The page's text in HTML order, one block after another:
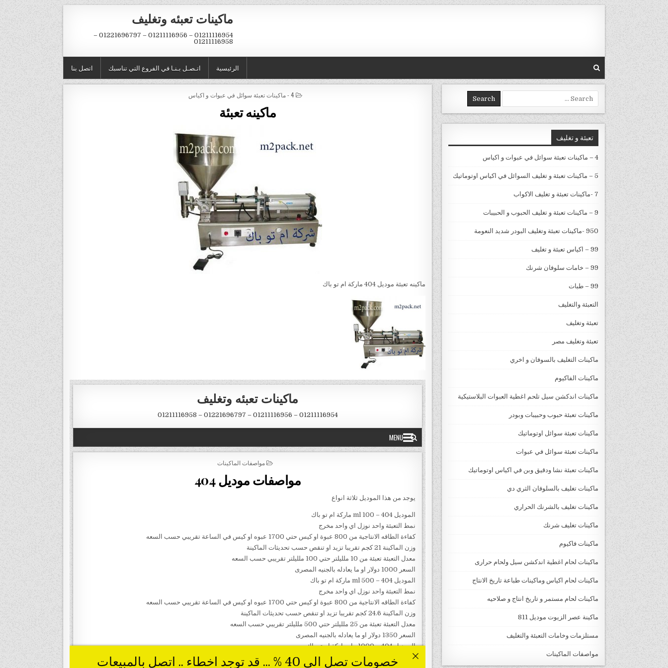
Skip to content
ماكينات تعبئه وتغليف
01211116954 – 01211116956 – 01221696797 –
01211116958
اتصل بنا اتـصـل بـنـا في الفروع التي تناسبك الرئيسية
POSTED IN
4 - ماكينات تعبئة سوائل في عبوات و اكياس
ماكينه تعبئة‏
ماكينه تعبئة‏ موديل 404 ماركة ام تو باك
Search for:
تعبئة و تغليف
4 – ماكينات تعبئة سوائل في عبوات و اكياس
5 – ماكينات تعبئة و تغليف السوائل في اكياس اوتوماتيك
7 -ماكينات تعبئة و تغليف الاكواب
9 – ماكينات تعبئة و تغليف الحبوب و الحبيبات
950 -ماكينات تعبئة وتغليف البودر شديد النعومة
99 – اكياس تعبئة و تغليف
99 – خامات سلوفان شرنك
99 – طبات
التعبئة والتغليف
تعبئة وتغليف
تعبئة وتغليف مصر
ماكينات التغليف بالسوفان و اخري
ماكينات الفاكيوم
ماكينات اندكشن سيل تلحم اغطية العبوات البلاستيكية
ماكينات تعبئة حبوب وحبيبات وبودر
ماكينات تعبئة سوائل اوتوماتيك
ماكينات تعبئة سوائل في عبوات
ماكينات تعبئة نشا ودقيق وبن في اكياس اوتوماتيك
ماكينات تغليف بالسلوفان الثري دي
ماكينات تغليف بالشرنك الحراري
ماكينات تغليف شرنك
ماكينات فاكيوم
ماكينات لحام اغطية اندكشن سيل ولحام حرارى
ماكينات لحام اكياس وماكينات طباعة تاريخ الانتاج
ماكينات لحام مستمر و تاريخ انتاج و صلاحيه
ماكينة عصر الزيوت موديل 811
مستلزمات وخامات التعبئة والتغليف
مواصفات الماكينات